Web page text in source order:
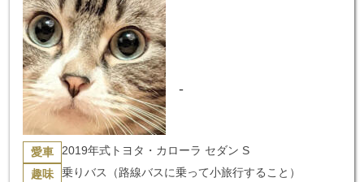
-
愛車 2019年式トヨタ・カローラ セダン S
趣味 乗りバス（路線バスに乗って小旅行すること）